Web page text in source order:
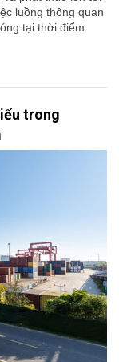
luồng thông quan
tại thời điểm
trong